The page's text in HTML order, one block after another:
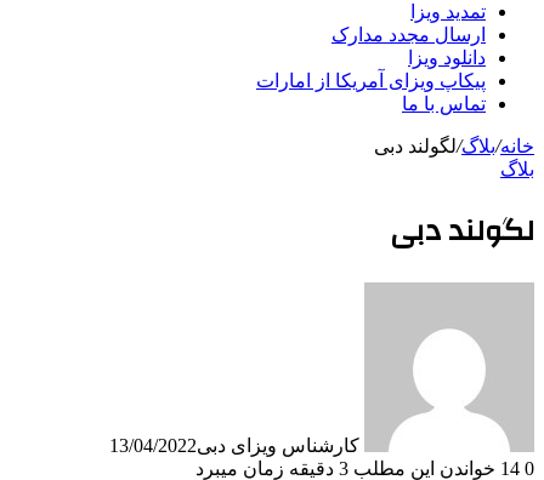
تمدید ویزا
ارسال مجدد مدارک
دانلود ویزا
پیکاپ ویزای آمریکا از امارات
تماس با ما
خانه/بلاگ/لگولند دبی
بلاگ
لگولند دبی
کارشناس ویزای دبی13/04/2022
0
خواندن این مطلب 3 دقیقه زمان میبرد